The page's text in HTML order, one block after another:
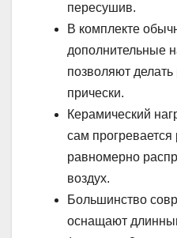
пересушив.
В комплекте
дополнительные
позволяют
прически.
Керамический
сам
равномерно
воздух.
Большинство
оснащают